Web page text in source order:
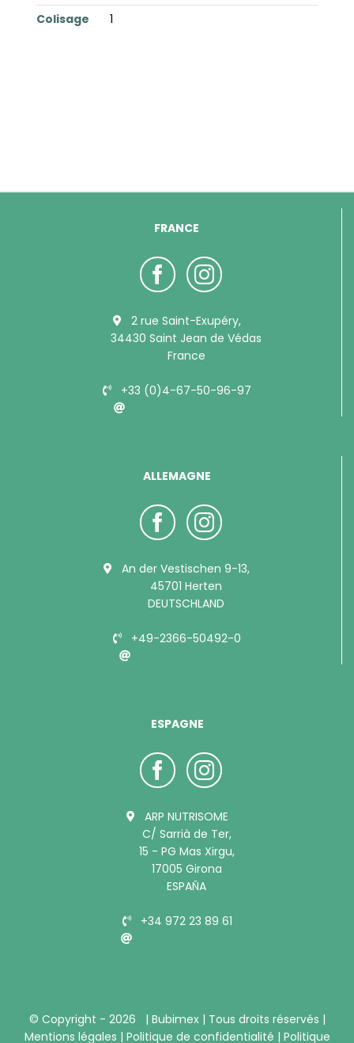
Colisage
1
FRANCE
2 rue Saint-Exupéry,
34430 Saint Jean de Védas
France
+33 (0)4-67-50-96-97
ALLEMAGNE
An der Vestischen 9-13,
45701 Herten
DEUTSCHLAND
+49-2366-50492-0
ESPAGNE
ARP NUTRISOME
C/ Sarrià de Ter,
15 - PG Mas Xirgu,
17005 Girona
ESPAÑA
+34 972 23 89 61
© Copyright - 2026 | Bubimex | Tous droits réservés |
Mentions légales | Politique de confidentialité | Politique